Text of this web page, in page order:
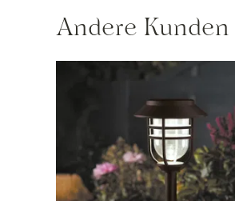
Andere